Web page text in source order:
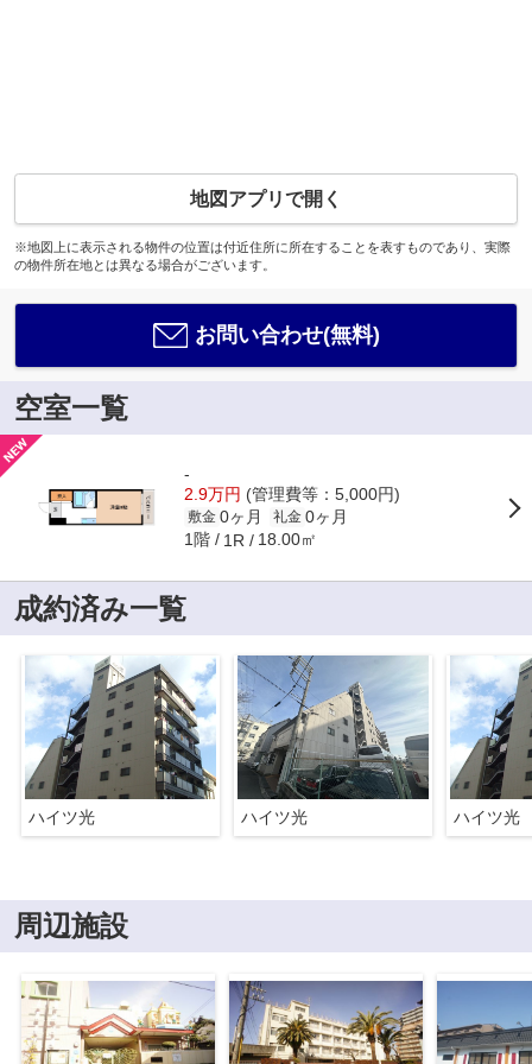
地図アプリで開く
※地図上に表示される物件の位置は付近住所に所在することを表すものであり、実際
の物件所在地とは異なる場合がございます。
お問い合わせ(無料)
空室一覧
-
2.9万円 (管理費等：5,000円)
敷金 0ヶ月 礼金 0ヶ月
1階 1R 18.00㎡
成約済み一覧
ハイツ光 ハイツ光 ハイツ光
周辺施設